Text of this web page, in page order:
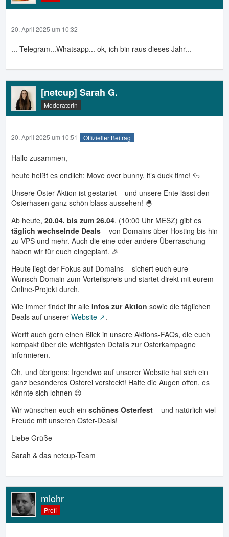
20. April 2025 um 10:32
... Telegram...Whatsapp... ok, ich bin raus dieses Jahr...
[netcup] Sarah G.
Moderatorin
20. April 2025 um 10:51 Offizieller Beitrag
Hallo zusammen,
heute heißt es endlich: Move over bunny, it’s duck time! 🦆
Unsere Oster-Aktion ist gestartet – und unsere Ente lässt den
Osterhasen ganz schön blass aussehen! 🐣
Ab heute, 20.04. bis zum 26.04. (10:00 Uhr MESZ) gibt es
täglich wechselnde Deals – von Domains über Hosting bis hin
zu VPS und mehr. Auch die eine oder andere Überraschung
haben wir für euch eingeplant. 🎉
Heute liegt der Fokus auf Domains – sichert euch eure
Wunsch-Domain zum Vorteilspreis und startet direkt mit eurem
Online-Projekt durch.
Wie immer findet ihr alle Infos zur Aktion sowie die täglichen
Deals auf unserer Website
.
Werft auch gern einen Blick in unsere Aktions-FAQs, die euch
kompakt über die wichtigsten Details zur Osterkampagne
informieren.
Oh, und übrigens: Irgendwo auf unserer Website hat sich ein
ganz besonderes Osterei versteckt! Halte die Augen offen, es
könnte sich lohnen 😉
Wir wünschen euch ein schönes Osterfest – und natürlich viel
Freude mit unseren Oster-Deals!
Liebe Grüße
Sarah & das netcup-Team
mlohr
Profi